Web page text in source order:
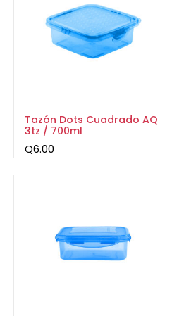
Tazón Dots Cuadrado AQ
3tz / 700ml
Q6.00